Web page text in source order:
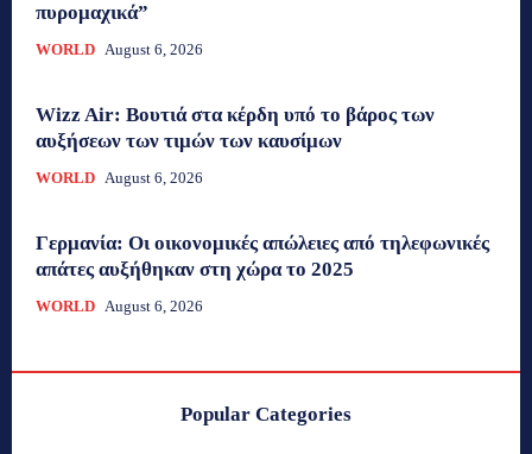
πυρομαχικά”
WORLD August 6, 2026
Wizz Air: Βουτιά στα κέρδη υπό το βάρος των
αυξήσεων των τιμών των καυσίμων
WORLD August 6, 2026
Γερμανία: Οι οικονομικές απώλειες από τηλεφωνικές
απάτες αυξήθηκαν στη χώρα το 2025
WORLD August 6, 2026
Popular Categories